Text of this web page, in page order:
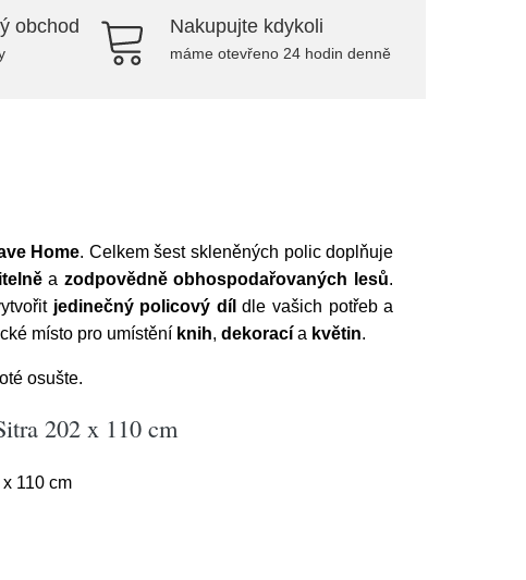
obchod Nakupujte kdykoli
máme otevřeno 24 hodin denně
Home. Celkem šest skleněných polic doplňuje
a zodpovědně obhospodařovaných lesů.
jedinečný policový díl dle vašich potřeb a
místo pro umístění knih, dekorací a květin.
osušte.
202 x 110 cm
110 cm